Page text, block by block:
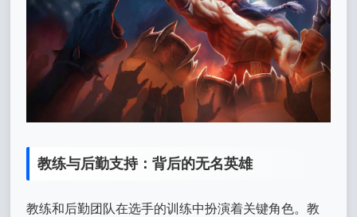
教练与后勤支持：背后的无名英雄
教练和后勤团队在选手的训练中扮演着关键角色。教